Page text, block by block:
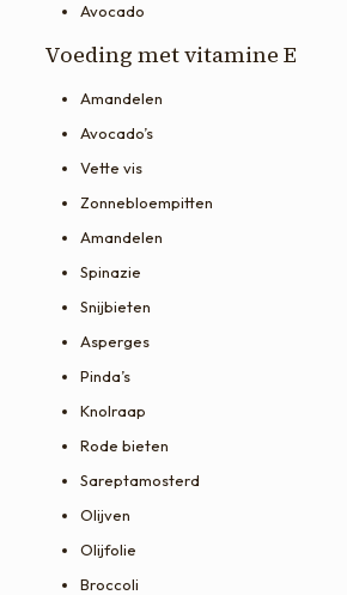
Avocado
Voeding met vitamine E
Amandelen
Avocado’s
Vette vis
Zonnebloempitten
Amandelen
Spinazie
Snijbieten
Asperges
Pinda’s
Knolraap
Rode bieten
Sareptamosterd
Olijven
Olijfolie
Broccoli